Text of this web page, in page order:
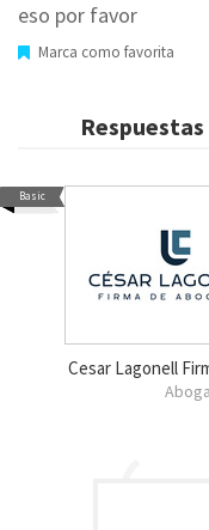
eso por favor
Marca como favorita
Basic
Cesar Lagonell